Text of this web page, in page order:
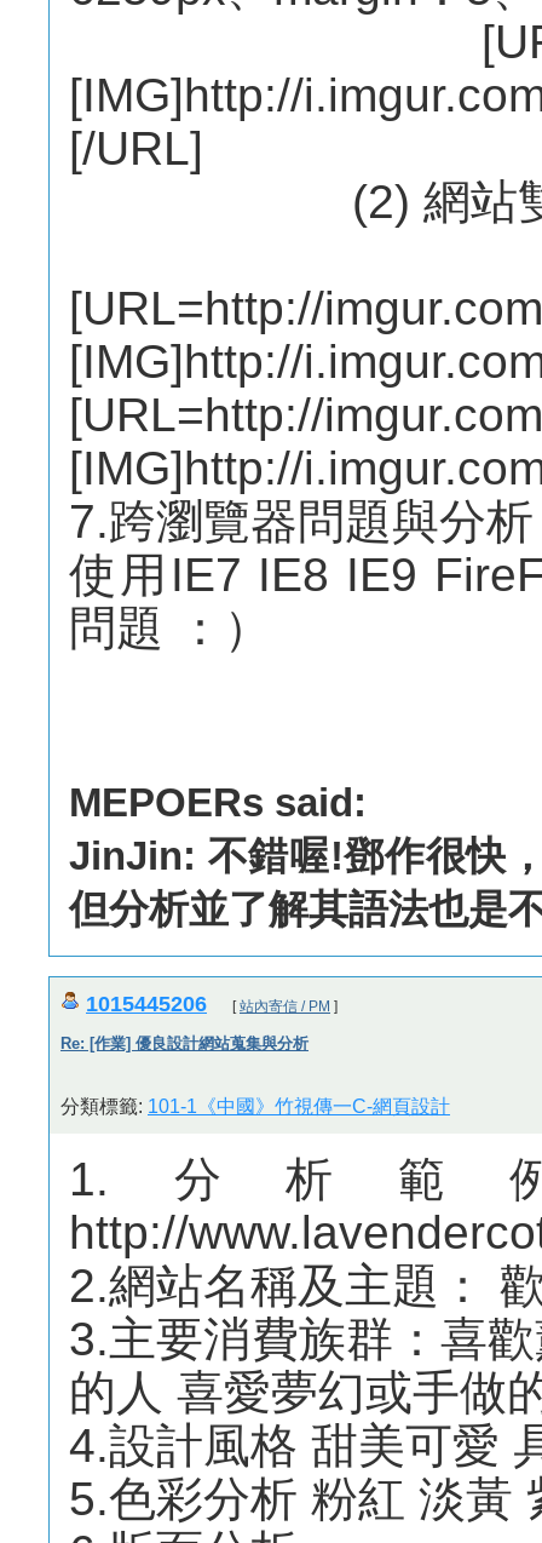
[URL=http://
[IMG]http://
[/URL]
(2) 網站雙欄
[URL=http://
[IMG]http://
[URL=http://
[IMG]http://
7.跨瀏覽器問題與分析
使用IE7 IE8 IE9
問題 ：）
MEPOERs said:
JinJin: 不錯喔!鄧作很快
但分析並了解其語法也是
1015445206 [站內寄信 / PM ]
Re: [作業] 優良設計網站蒐集與分析
分類標籤: 101-1《中國》竹視傳一C-網頁設計
1.分析範
http://
2.網站名稱及主題：
3.主要消費族群：喜
的人 喜愛夢幻或手做
4.設計風格 甜美可愛
5.色彩分析 粉紅 淡黃